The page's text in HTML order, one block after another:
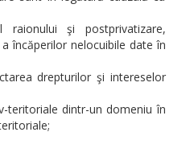
raionului şi postprivatizare,
încăperilor nelocuibile date în
drepturilor şi intereselor
teritoriale dintr-un domeniu în